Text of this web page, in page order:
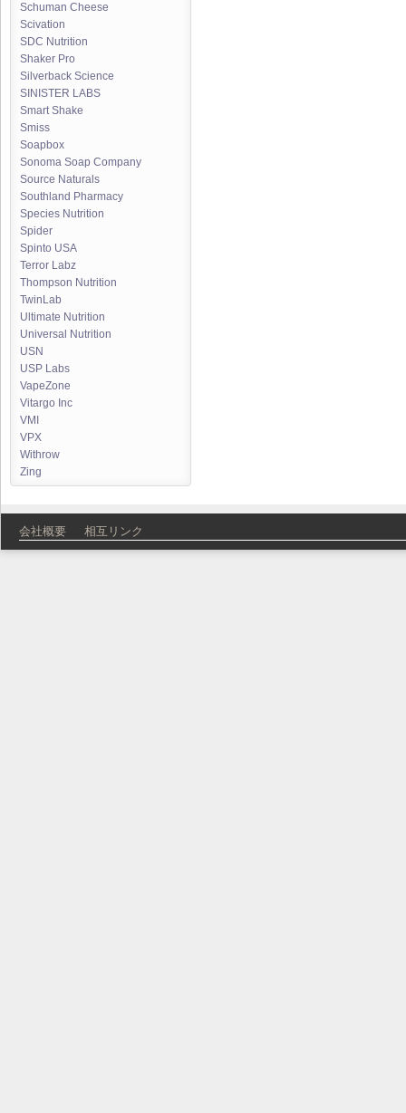
Schuman Cheese
Scivation
SDC Nutrition
Shaker Pro
Silverback Science
SINISTER LABS
Smart Shake
Smiss
Soapbox
Sonoma Soap Company
Source Naturals
Southland Pharmacy
Species Nutrition
Spider
Spinto USA
Terror Labz
Thompson Nutrition
TwinLab
Ultimate Nutrition
Universal Nutrition
USN
USP Labs
VapeZone
Vitargo Inc
VMI
VPX
Withrow
Zing
会社概要 相互リンク